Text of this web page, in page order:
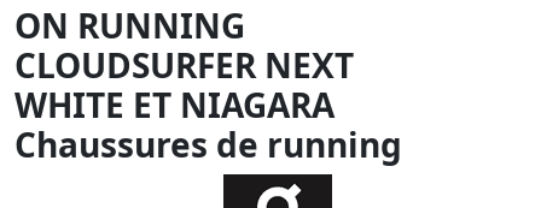
ON RUNNING
CLOUDSURFER NEXT
WHITE ET NIAGARA
Chaussures de running